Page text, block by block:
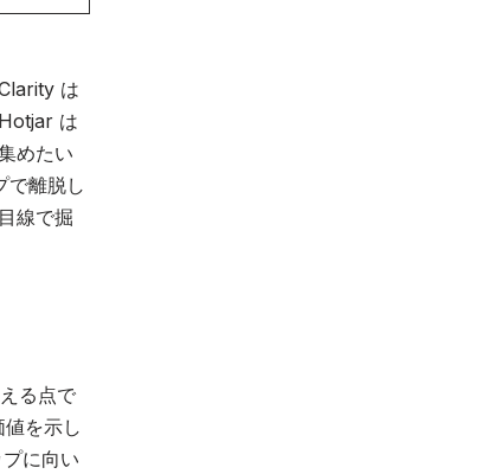
は
は
めたい
で離脱し
線で掘
る点で
を示し
に向い